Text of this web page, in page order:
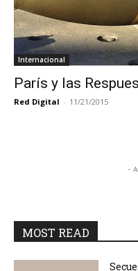
Internacional
París y las
Red Digital - 11/21/2015
-
MOST READ